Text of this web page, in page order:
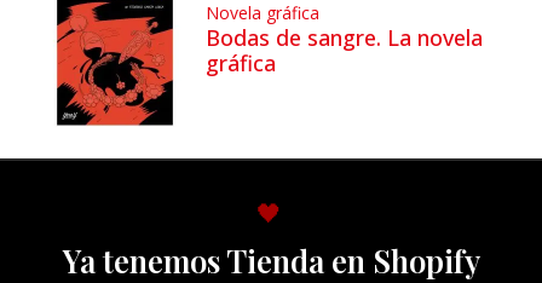
Novela gráfica
Bodas de sangre. La novela
gráfica
🖤
Ya tenemos Tienda en Shopify